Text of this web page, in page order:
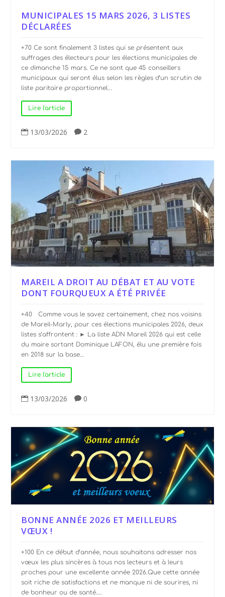
MUNICIPALES 15 MARS 2026, 3 LISTES
DÉCLARÉES
+70 Ce sont finalement 3 listes qui se présentent aux
suffrages des électeurs pour les élections municipales de
ce dimanche 15 mars. Ce ne sont que 45 conseillers
municipaux qui seront élus selon les règles d’un scrutin de
liste paritaire proportionnel...
Lire l'article
 13/03/2026  2
MAREIL A DROIT AU DÉBAT ET AU VOTE
DONT FOURQUEUX A ÉTÉ PRIVÉE
+40 Comme vous le savez certainement, chez nos voisins
de Mareil-Marly, pour ces élections municipales 2026, deux
listes s’affrontent : ► La liste ADN Mareil 2026 qui est celle
du maire sortant Dominique LAFON, élu une première fois
en 2018 sur la base...
Lire l'article
 13/03/2026  0
BONNE ANNÉE 2026 ET MEILLEURS
VŒUX !
+100 En ce début d’année, nous souhaitons adresser nos
vœux les plus sincères à tous nos lecteurs et à leurs
proches pour une excellente année 2026.Que cette année
soit riche de satisfactions et ne manque ni de sourires, ni
de bonheur ou de santé....